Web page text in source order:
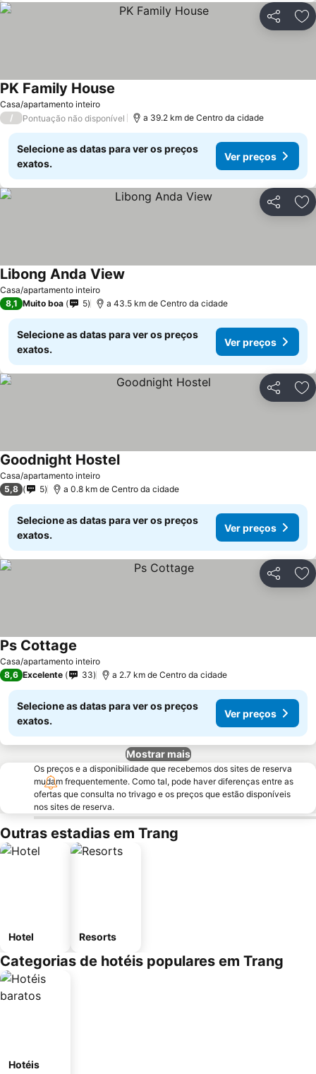
Partilhar
Casa/apartamento inteiro
PK Family House
/ Pontuação não disponível a 39.2 km de Centro da cidade
Selecione as datas para ver os preços
exatos.
Ver preços
Partilhar
Casa/apartamento inteiro
Libong Anda View
8,1 Muito boa 5 a 43.5 km de Centro da cidade
Selecione as datas para ver os preços
exatos.
Ver preços
Partilhar
Casa/apartamento inteiro
Goodnight HostelVer preços
5,8 5 a 0.8 km de Centro da cidade
Selecione as datas para ver os preços
exatos.
Ver preços
Partilhar
Casa/apartamento inteiro
Ps Cottage
8,6 Excelente 33 a 2.7 km de Centro da cidade
Selecione as datas para ver os preços
exatos.
Ver preços
Mostrar mais
Os preços e a disponibilidade que recebemos dos sites de reserva
mudam frequentemente. Como tal, pode haver diferenças entre as
ofertas que consulta no trivago e os preços que estão disponíveis
nos sites de reserva.
Outras estadias em Trang
Hotel Resorts
Categorias de hotéis populares em Trang
Hotéis